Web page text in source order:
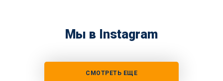
Мы в Instagram
СМОТРЕТЬ ЕЩЕ